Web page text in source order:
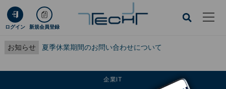
ログイン 新規会員登録
お知らせ 夏季休業期間のお問い合わせについて
企業IT